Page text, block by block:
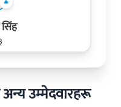
अन्य उम्मेदवारहरू